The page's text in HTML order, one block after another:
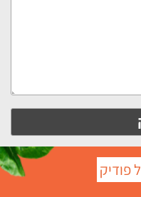
פודיק